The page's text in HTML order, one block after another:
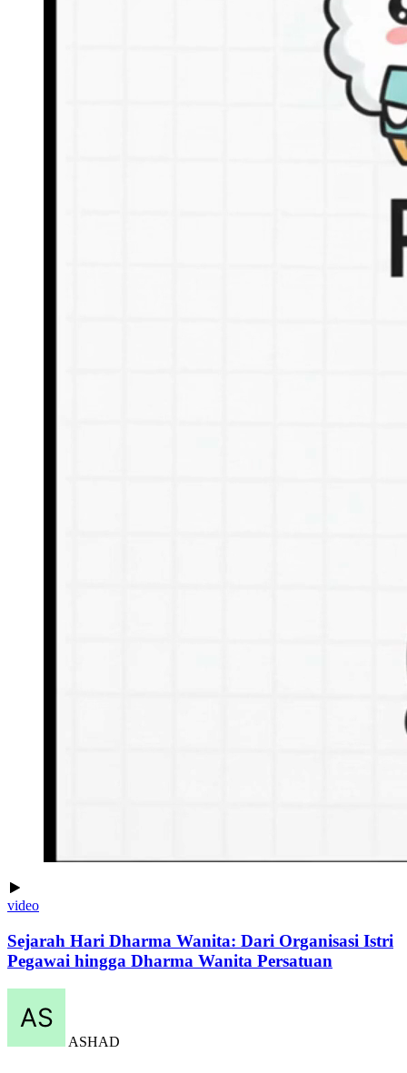
video
Sejarah Hari Dharma Wanita: Dari Organisasi Istri
Pegawai hingga Dharma Wanita Persatuan
ASHAD